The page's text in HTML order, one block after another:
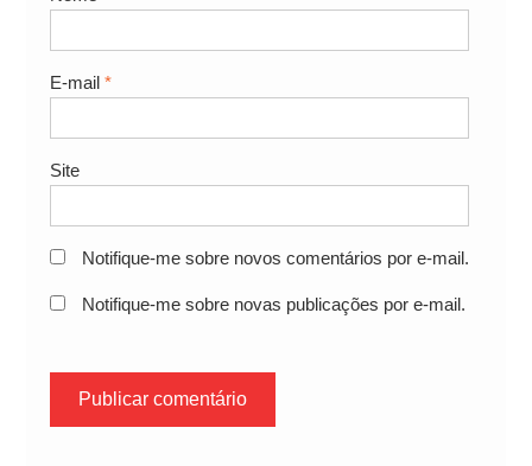
E-mail *
Site
Notifique-me sobre novos comentários por e-mail.
Notifique-me sobre novas publicações por e-mail.